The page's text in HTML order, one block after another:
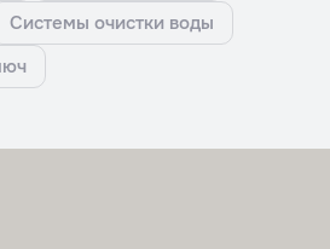
Системы очистки воды